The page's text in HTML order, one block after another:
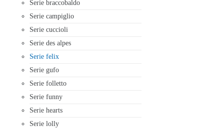
Serie braccobaldo
Serie campiglio
Serie cuccioli
Serie des alpes
Serie felix
Serie gufo
Serie folletto
Serie funny
Serie hearts
Serie lolly